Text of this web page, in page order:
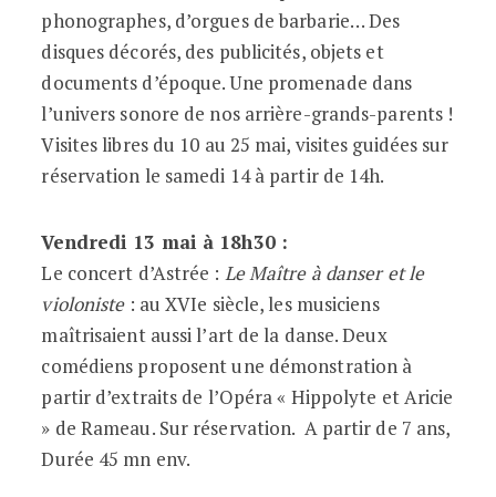
phonographes, d’orgues de barbarie… Des
disques décorés, des publicités, objets et
documents d’époque. Une promenade dans
l’univers sonore de nos arrière-grands-parents !
Visites libres du 10 au 25 mai, visites guidées sur
réservation le samedi 14 à partir de 14h.
Vendredi 13 mai à 18h30 :
Le concert d’Astrée : Le Maître à danser et le
violoniste: au XVIe siècle, les musiciens
maîtrisaient aussi l’art de la danse. Deux
comédiens proposent une démonstration à
partir d’extraits de l’Opéra « Hippolyte et Aricie
» de Rameau. Sur réservation. A partir de 7 ans,
Durée 45 mn env.